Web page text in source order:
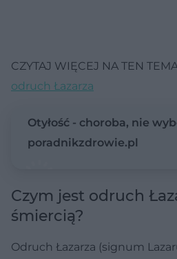
CZYTAJ WIĘCEJ NA TEN
odruch Łazarza
Otyłość - choroba, nie
poradnikzdrowie.pl
Czym jest odruch
śmiercią?
Odruch Łazarza (signum